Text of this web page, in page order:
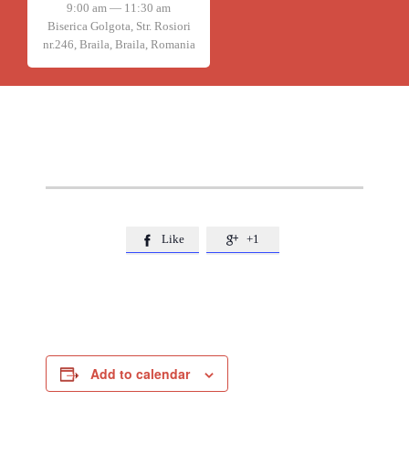
9:00 am — 11:30 am
Biserica Golgota, Str. Rosiori
nr.246, Braila, Braila, Romania
 Like  +1
Add to calendar